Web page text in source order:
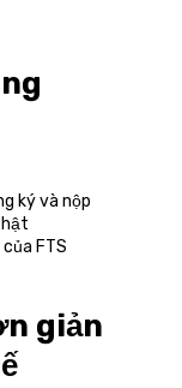
ký và nộp
FTS
giản